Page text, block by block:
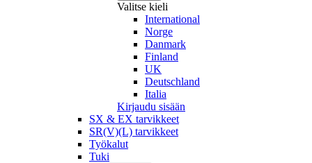
Valitse kieli
International
Norge
Danmark
Finland
UK
Deutschland
Italia
Kirjaudu sisään
SX & EX tarvikkeet
SR(V)(L) tarvikkeet
Työkalut
Tuki